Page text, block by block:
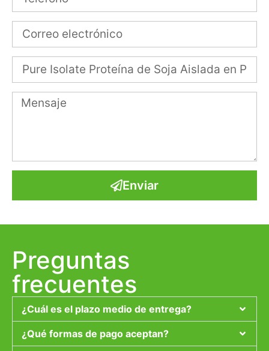
Enviar
Preguntas
frecuentes
¿Cuál es el plazo medio de entrega?
¿Qué formas de pago aceptan?